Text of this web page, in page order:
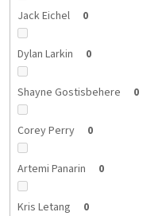
Jack Eichel 0
Dylan Larkin 0
Shayne Gostisbehere 0
Corey Perry 0
Artemi Panarin 0
Kris Letang 0